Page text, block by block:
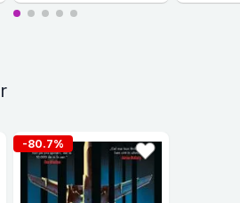
-80.7%